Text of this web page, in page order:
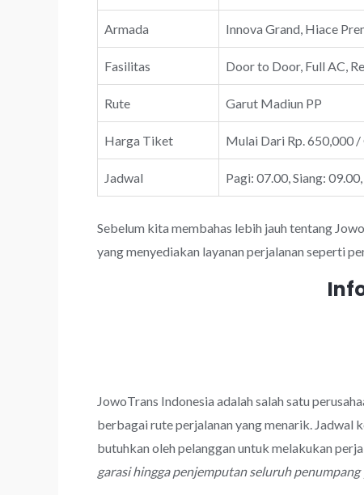
Armada Innova Grand, Hiace
Fasilitas Door to Door, Full AC,
Rute Garut Madiun PP
Harga Tiket Mulai Dari Rp. 650,000 /
Jadwal Pagi: 07.00, Siang:
Sebelum kita membahas lebih jauh tentang
yang menyediakan layanan perjalanan seperti
JowoTrans Indonesia adalah salah satu
berbagai rute perjalanan yang menarik.
butuhkan oleh pelanggan untuk melakukan
garasi hingga penjemputan seluruh